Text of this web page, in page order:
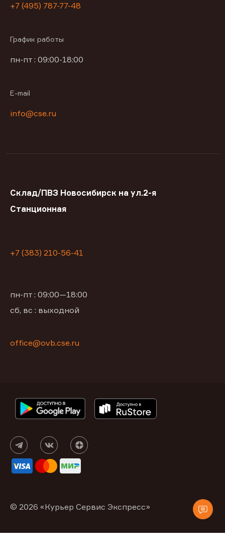
+7 (495) 787-77-48
График работы
пн-пт : 09:00-18:00
E-mail
info@cse.ru
Склад/ПВЗ Новосибирск на ул.2-я
Станционная
+7 (383) 210-56-41
пн-пт : 09:00—18:00
сб, вс : выходной
office@ovb.cse.ru
© 2026 «Курьер Сервис Экспресс»